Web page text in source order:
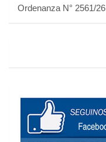
Ordenanza N° 2561/26